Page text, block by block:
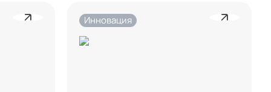
Инновация